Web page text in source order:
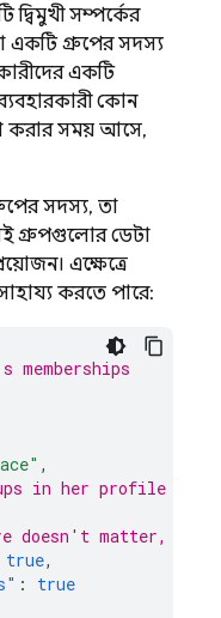
দ্বিমুখী সম্পর্কের
একটি গ্রুপের সদস্য
একটি
কোন
করার সময় আসে,
সদস্য, তা
গ্রুপগুলোর ডেটা
এক্ষেত্রে
করতে পারে:
,
in her profile
doesn't matter,
true,
:
true